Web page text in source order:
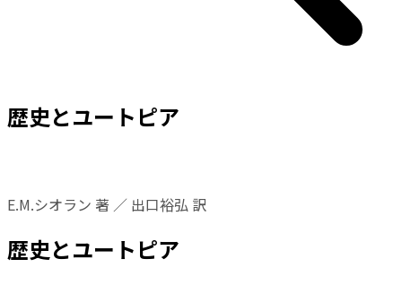
歴史とユートピア
E.M.シオラン 著 ／ 出口裕弘 訳
歴史とユートピア